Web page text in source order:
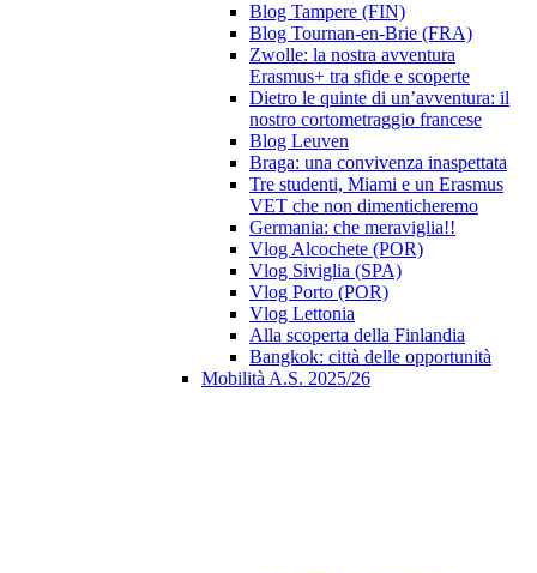
Blog Tampere (FIN)
Blog Tournan-en-Brie (FRA)
Zwolle: la nostra avventura
Erasmus+ tra sfide e scoperte
Dietro le quinte di un’avventura: il
nostro cortometraggio francese
Blog Leuven
Braga: una convivenza inaspettata
Tre studenti, Miami e un Erasmus
VET che non dimenticheremo
Germania: che meraviglia!!
Vlog Alcochete (POR)
Vlog Siviglia (SPA)
Vlog Porto (POR)
Vlog Lettonia
Alla scoperta della Finlandia
Bangkok: città delle opportunità
Mobilità A.S. 2025/26